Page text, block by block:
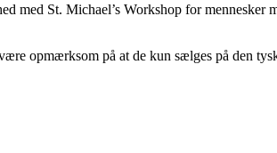
med St. Michael’s Workshop for
opmærksom på at de kun sælges på den